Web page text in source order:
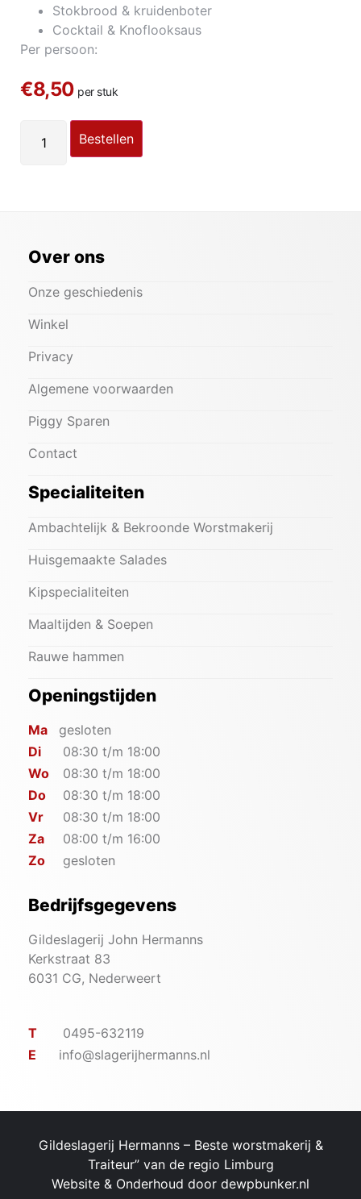
Stokbrood & kruidenboter
Cocktail & Knoflooksaus
Per persoon:
€8,50 per stuk
Bestellen
Over ons
Onze geschiedenis
Winkel
Privacy
Algemene voorwaarden
Piggy Sparen
Contact
Specialiteiten
Ambachtelijk & Bekroonde Worstmakerij
Huisgemaakte Salades
Kipspecialiteiten
Maaltijden & Soepen
Rauwe hammen
Openingstijden
Ma
gesloten
Di
08:30 t/m 18:00
Wo
08:30 t/m 18:00
Do
08:30 t/m 18:00
Vr
08:30 t/m 18:00
Za
08:00 t/m 16:00
Zo
gesloten
Bedrijfsgegevens
Gildeslagerij John Hermanns
Kerkstraat 83
6031 CG, Nederweert
T
0495-632119
E
info@slagerijhermanns.nl
Gildeslagerij Hermanns – ​Beste worstmakerij &
Traiteur” van de regio Limburg
Website & Onderhoud door dewpbunker.nl